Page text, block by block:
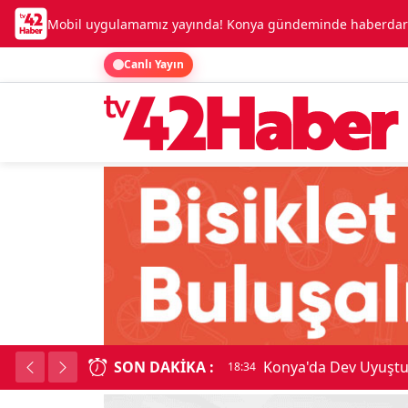
Mobil uygulamamız yayında! Konya gündeminde
Canlı Yayın
SON DAKIKA : 18:34 Konya'da Dev